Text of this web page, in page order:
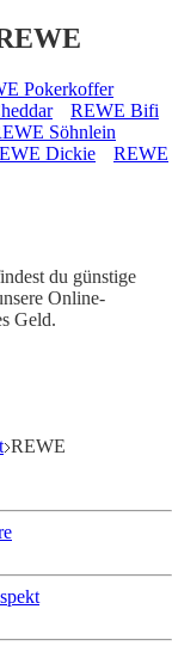
Pokerkoffer
REWE Bifi
Söhnlein
Dickie
REWE
du günstige
Online-
Geld.
REWE